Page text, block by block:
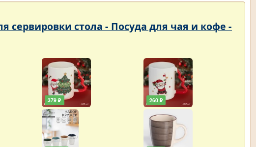
стола - Посуда для чая и кофе -
379 ₽ 260 ₽